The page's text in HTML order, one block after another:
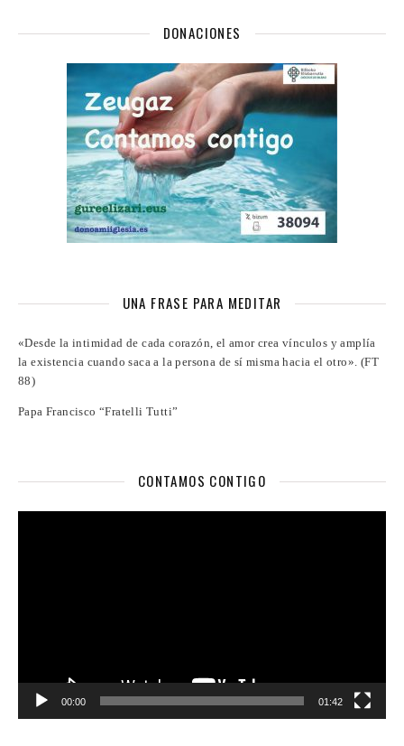
DONACIONES
UNA FRASE PARA MEDITAR
«Desde la intimidad de cada corazón, el amor crea vínculos y amplía
la existencia cuando saca a la persona de sí misma hacia el otro». (FT
88)
Papa Francisco “Fratelli Tutti”
CONTAMOS CONTIGO
00:00 01:42